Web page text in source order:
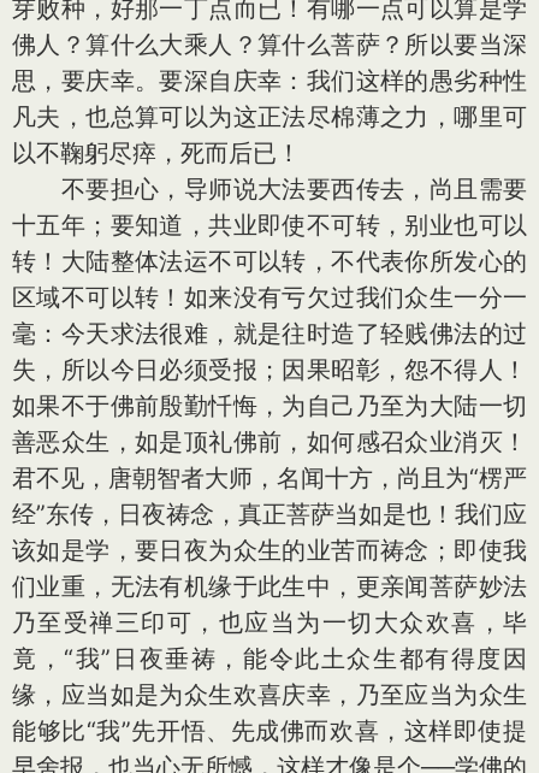
芽败种，好那一丁点而已！有哪一点可以算是学
佛人？算什么大乘人？算什么菩萨？所以要当深
思，要庆幸。要深自庆幸：我们这样的愚劣种性
凡夫，也总算可以为这正法尽棉薄之力，哪里可
以不鞠躬尽瘁，死而后已！
不要担心，导师说大法要西传去，尚且需要
十五年；要知道，共业即使不可转，别业也可以
转！大陆整体法运不可以转，不代表你所发心的
区域不可以转！如来没有亏欠过我们众生一分一
毫：今天求法很难，就是往时造了轻贱佛法的过
失，所以今日必须受报；因果昭彰，怨不得人！
如果不于佛前殷勤忏悔，为自己乃至为大陆一切
善恶众生，如是顶礼佛前，如何感召众业消灭！
君不见，唐朝智者大师，名闻十方，尚且为“楞严
经”东传，日夜祷念，真正菩萨当如是也！我们应
该如是学，要日夜为众生的业苦而祷念；即使我
们业重，无法有机缘于此生中，更亲闻菩萨妙法
乃至受禅三印可，也应当为一切大众欢喜，毕
竟，“我”日夜垂祷，能令此土众生都有得度因
缘，应当如是为众生欢喜庆幸，乃至应当为众生
能够比“我”先开悟、先成佛而欢喜，这样即使提
早舍报，也当心无所憾，这样才像是个──学佛的